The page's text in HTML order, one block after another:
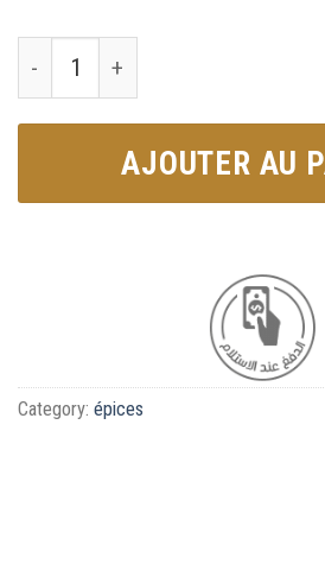
AJOUTER AU
Category: épices